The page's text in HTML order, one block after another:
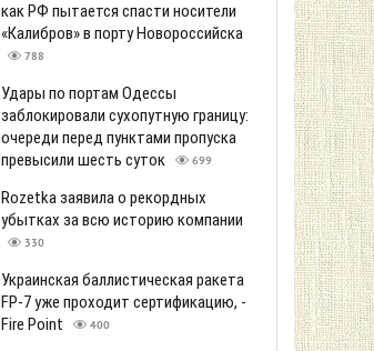
как РФ пытается спасти носители
«Калибров» в порту Новороссийска
788
Удары по портам Одессы
заблокировали сухопутную границу:
очереди перед пунктами пропуска
превысили шесть суток
699
Rozetka заявила о рекордных
убытках за всю историю компании
330
Украинская баллистическая ракета
FP-7 уже проходит сертификацию, -
Fire Point
400